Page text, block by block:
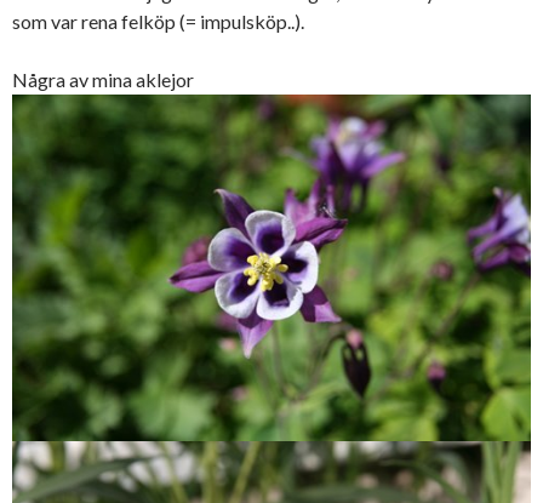
som var rena felköp (= impulsköp..).
Några av mina aklejor